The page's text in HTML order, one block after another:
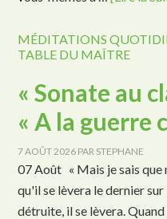
MÉDITATIONS
TABLE DU MAÎTRE
« Sonate au
« A la guerre
7 AOÛT 2026 PAR STEPHANE
07 Août « Mais je sais que
qu'il se lèvera le dernier
détruite, il se lèvera.